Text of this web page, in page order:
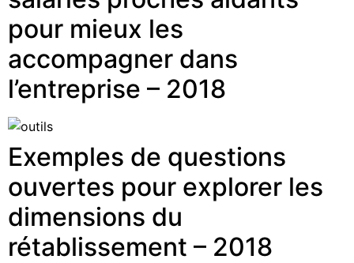
pour mieux les
accompagner dans
l’entreprise – 2018
Exemples de questions
ouvertes pour explorer les
dimensions du
rétablissement – 2018